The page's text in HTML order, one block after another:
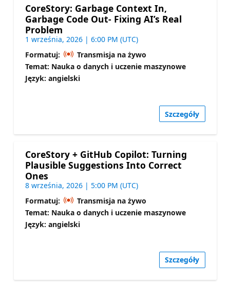
CoreStory: Garbage Context In,
Garbage Code Out- Fixing AI’s Real
Problem
1 września, 2026 | 6:00 PM (UTC)
Formatuj:
Transmisja na żywo
Temat: Nauka o danych i uczenie maszynowe
Język: angielski
Szczegóły
CoreStory + GitHub Copilot: Turning
Plausible Suggestions Into Correct
Ones
8 września, 2026 | 5:00 PM (UTC)
Formatuj:
Transmisja na żywo
Temat: Nauka o danych i uczenie maszynowe
Język: angielski
Szczegóły